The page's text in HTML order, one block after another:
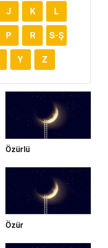
J K L
P R S-Ş
Y Z
Özürlü
Özür